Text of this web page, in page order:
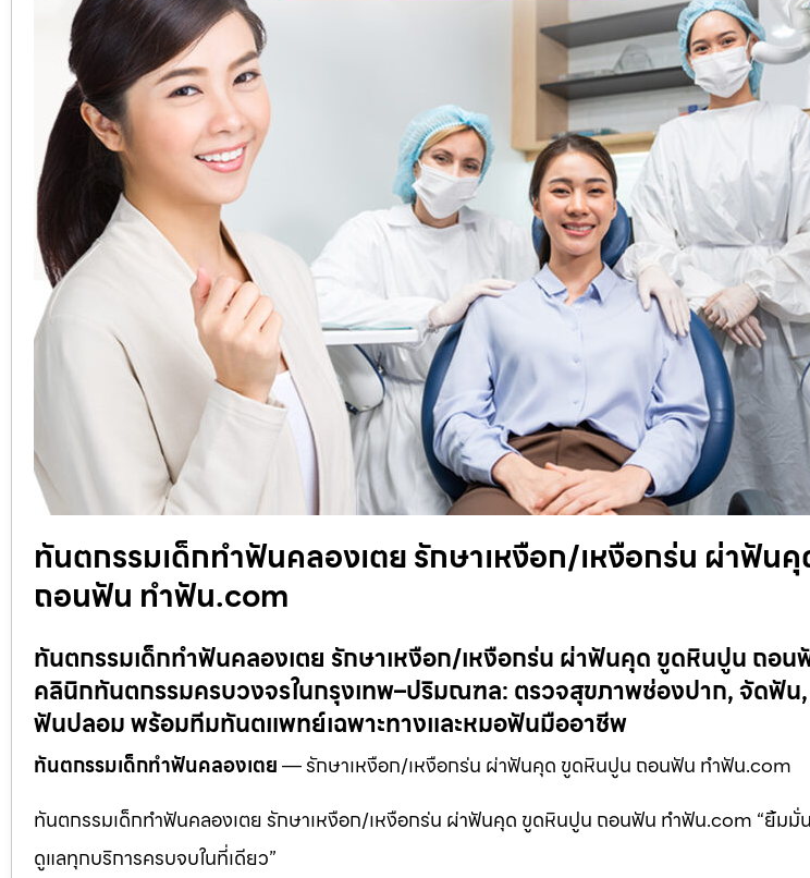
ทันตกรรมเด็กทำฟันคลองเตย รักษาเหงือก/เหงือกร่น ผ่าฟัน
ถอนฟัน ทำฟัน.com
ทันตกรรมเด็กทำฟันคลองเตย รักษาเหงือก/เหงือกร่น ผ่าฟันคุด ขูดหินปูน ถอ
คลินิกทันตกรรมครบวงจรในกรุงเทพ–ปริมณฑล: ตรวจสุขภาพช่องปาก, จัดฟั
ฟันปลอม พร้อมทีมทันตแพทย์เฉพาะทางและหมอฟันมืออาชีพ
ทันตกรรมเด็กทำฟันคลองเตย— รักษาเหงือก/เหงือกร่น ผ่าฟันคุด ขูดหินปูน ถอนฟัน ทำฟัน.com
ทันตกรรมเด็กทำฟันคลองเตย รักษาเหงือก/เหงือกร่น ผ่าฟันคุด ขูดหินปูน ถอนฟัน ทำฟัน.com “ยิ้มมั่น
ดูแลทุกบริการครบจบในที่เดียว”